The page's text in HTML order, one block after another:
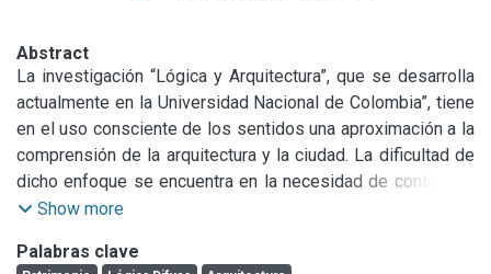
Abstract
La investigación “Lógica y Arquitectura”, que se desarrolla
actualmente en la Universidad Nacional de Colombia”, tiene
en el uso consciente de los sentidos una aproximación a la
comprensión de la arquitectura y la ciudad. La dificultad de
dicho enfoque se encuentra en la necesidad de contar con
una lógica que valide en rigor expresiones de expertos
este escenario se propone a la lógica difusa como
Show more
Palabras clave